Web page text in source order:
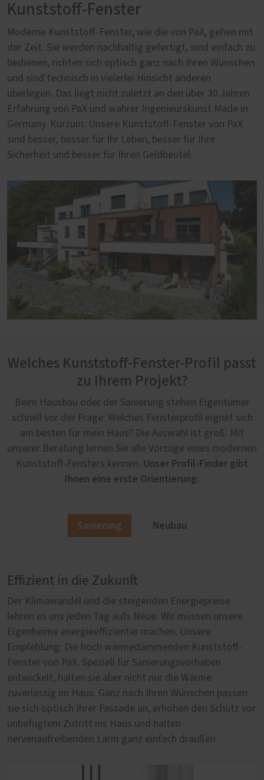
Kunststoff-Fenster
Moderne Kunststoff-Fenster, wie die von PaX, gehen mit
der Zeit. Sie werden nachhaltig gefertigt, sind einfach zu
bedienen, richten sich optisch ganz nach Ihren Wünschen
und sind technisch in vielerlei Hinsicht anderen
überlegen. Das liegt nicht zuletzt an den über 30 Jahren
Erfahrung von PaX und wahrer Ingenieurskunst Made in
Germany. Kurzum: Unsere Kunststoff-Fenster von PaX
sind besser, besser für Ihr Leben, besser für Ihre
Sicherheit und besser für Ihren Geldbeutel.
Welches Kunststoff-Fenster-Profil passt
zu Ihrem Projekt?
Beim Hausbau oder der Sanierung stehen Eigentümer
schnell vor der Frage: Welches Fensterprofil eignet sich
am besten für mein Haus? Die Auswahl ist groß. Mit
unserer Beratung lernen Sie alle Vorzüge eines modernen
Kunststoff-Fensters kennen. Unser Profil-Finder gibt
Ihnen eine erste Orientierung:
Sanierung Neubau
Effizient in die Zukunft
Der Klimawandel und die steigenden Energiepreise
lehren es uns jeden Tag aufs Neue. Wir müssen unsere
Eigenheime energieeffizienter machen. Unsere
Empfehlung: Die hoch wärmedämmenden Kunststoff-
Fenster von PaX. Speziell für Sanierungsvorhaben
entwickelt, halten sie aber nicht nur die Wärme
zuverlässig im Haus. Ganz nach Ihren Wünschen passen
sie sich optisch Ihrer Fassade an, erhöhen den Schutz vor
unbefugtem Zutritt ins Haus und halten
nervenaufreibenden Lärm ganz einfach draußen.
Von Anfang an richtig
Im Neubau erfüllen unsere Kunststoff-Fenster von PaX
höchste Anforderungen in der Wärmedämmung, in der
Sicherheit und im Schallschutz. Denn wer neu baut, will
sicher gehen, dass er auch in Jahrzehnten noch ein
lebenswertes, sicheres und gleichzeitig nachhaltiges
Zuhause hat. Umso wichtiger ist es bei der Auswahl der
Fenster auf Qualität und Langlebigkeit zu achten.